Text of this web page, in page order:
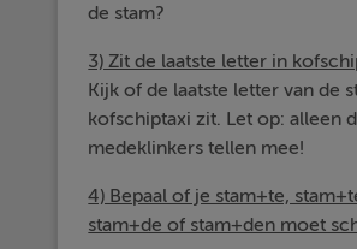
de stam?
3) Zit de laatste letter in
Kijk of de laatste letter van de
kofschiptaxi zit. Let op: alleen
medeklinkers tellen mee!
4) Bepaal of je stam+te,
stam+de of stam+den moet